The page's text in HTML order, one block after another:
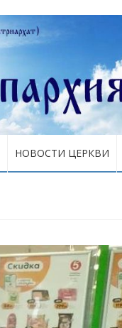
НОВОСТИ ЦЕРКВИ